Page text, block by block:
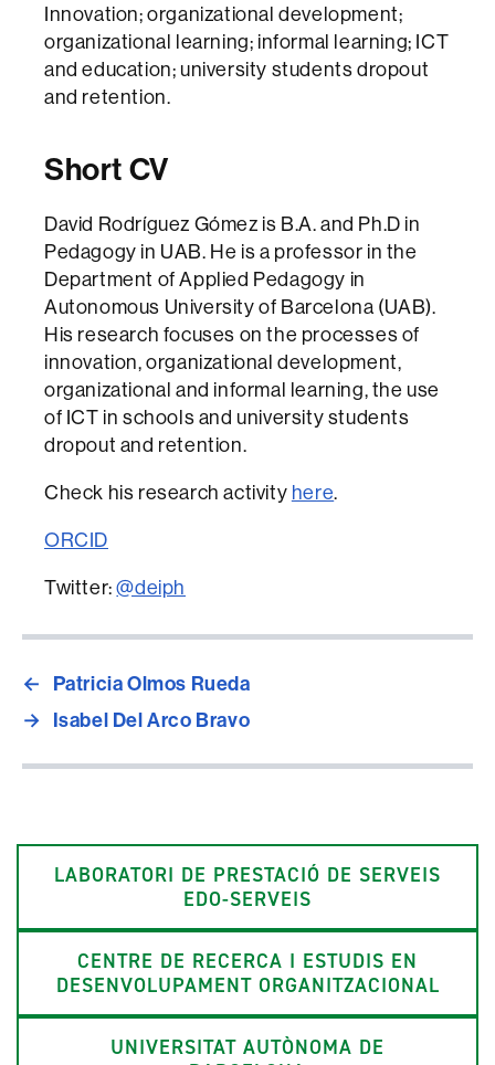
Innovation; organizational development;
organizational learning; informal learning; ICT
and education; university students dropout
and retention.
Short CV
David Rodríguez Gómez is B.A. and Ph.D in
Pedagogy in UAB. He is a professor in the
Department of Applied Pedagogy in
Autonomous University of Barcelona (UAB).
His research focuses on the processes of
innovation, organizational development,
organizational and informal learning, the use
of ICT in schools and university students
dropout and retention.
Check his research activity here.
ORCID
Twitter:@deiph
←
Patricia Olmos Rueda
→ Isabel Del Arco Bravo
LABORATORI DE PRESTACIÓ DE SERVEIS
EDO-SERVEIS
CENTRE DE RECERCA I ESTUDIS EN
DESENVOLUPAMENT ORGANITZACIONAL
UNIVERSITAT AUTÒNOMA DE